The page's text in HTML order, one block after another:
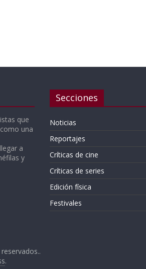
que
una
a
y
Secciones
Noticias
Reportajes
Críticas de cine
Críticas de series
Edición física
Festivales
.